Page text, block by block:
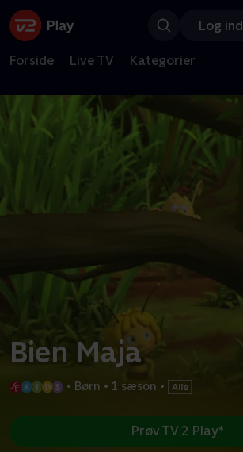
Log ind
Forside Live TV Kategorier
Bien Maja
• Børn • 1 sæson •
Prøv TV 2 Play*